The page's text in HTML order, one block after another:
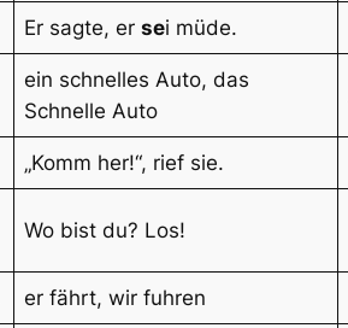
Er sagte, ersei müde.
ein schnelles Auto, das
Schnelle Auto
„Komm her!“, rief sie.
Wo bist du? Los!
er fährt, wir fuhren